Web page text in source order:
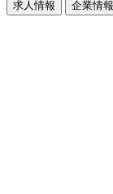
求人情報 企業情報